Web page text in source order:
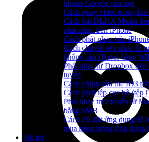
khoản Google của bạn
Cách quay video trong khi
Cách bật DLNA Media
phát nhạc trên iPhone
Cách phát nhạc trên
Cách chuyển tệp nhạc từ
không cần iTunes bằng
Phát nhạc từ Dropbox
tuyến
Cách chỉnh sửa thẻ ID3
Cách phát tệp cục bộ (tệp
Phát nhạc trực tuyến từ
bằng SMB
Cách cài đặt ứng dụng từ
mua hàng trong ứng dụng
Hỗ trợ